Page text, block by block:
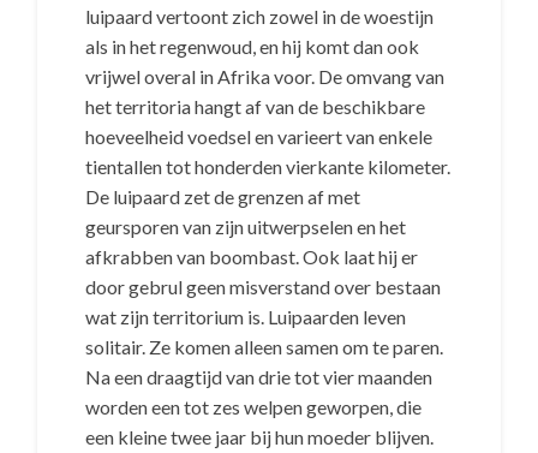
luipaard vertoont zich zowel in de woestijn
als in het regenwoud, en hij komt dan ook
vrijwel overal in Afrika voor. De omvang van
het territoria hangt af van de beschikbare
hoeveelheid voedsel en varieert van enkele
tientallen tot honderden vierkante kilometer.
De luipaard zet de grenzen af met
geursporen van zijn uitwerpselen en het
afkrabben van boombast. Ook laat hij er
door gebrul geen misverstand over bestaan
wat zijn territorium is. Luipaarden leven
solitair. Ze komen alleen samen om te paren.
Na een draagtijd van drie tot vier maanden
worden een tot zes welpen geworpen, die
een kleine twee jaar bij hun moeder blijven.